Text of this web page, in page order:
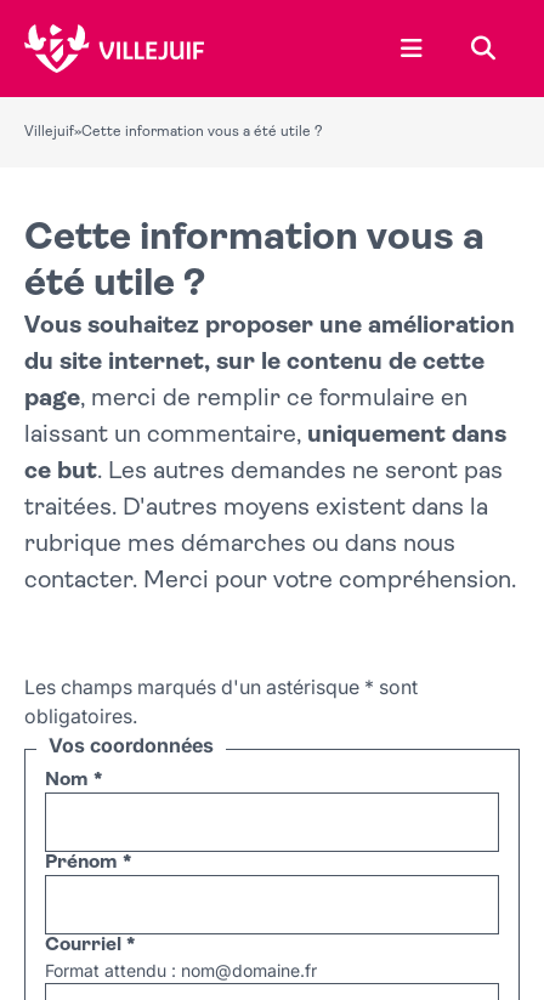
Ouvrir le
Villejuif»Cette information vous a été utile ?
Cette information vous a
été utile ?
Vous souhaitez proposer une amélioration
du site internet, sur le contenu de cette
page, merci de remplir ce formulaire en
laissant un commentaire, uniquement dans
ce but. Les autres demandes ne seront pas
traitées. D'autres moyens existent dans la
rubrique mes démarches ou dans nous
contacter. Merci pour votre compréhension.
Les champs marqués d'un astérisque * sont
obligatoires.
Vos coordonnées
Nom *
Prénom *
Courriel *
Format attendu : nom@domaine.fr